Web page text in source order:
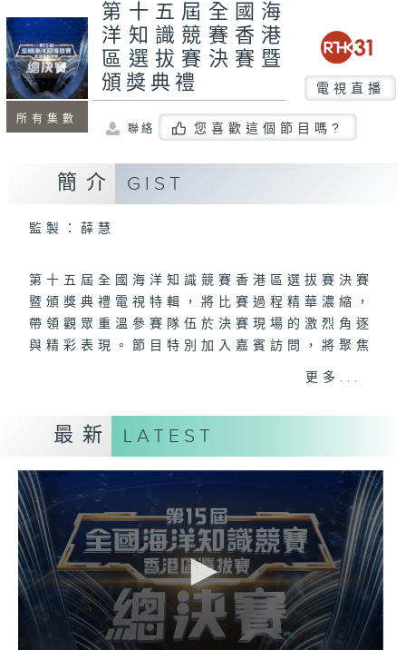
所有集數
第十五屆全國海
洋知識競賽香港
區選拔賽決賽暨
頒獎典禮
電視直播
聯絡 您喜歡這個節目嗎?
簡介 GIST
監製：薛慧
第十五屆全國海洋知識競賽香港區選拔賽決賽
暨頒獎典禮電視特輯，將比賽過程精華濃縮，
帶領觀眾重溫參賽隊伍於決賽現場的激烈角逐
與精彩表現。節目特別加入嘉賓訪問，將聚焦
於比賽的宗旨及舉辦原因，邀請主辦單位代表
的理念。得獎者亦會分享參賽過程中的收穫與
感受，激勵更多年輕人投身海洋保育行列。
更多...
最新 LATEST